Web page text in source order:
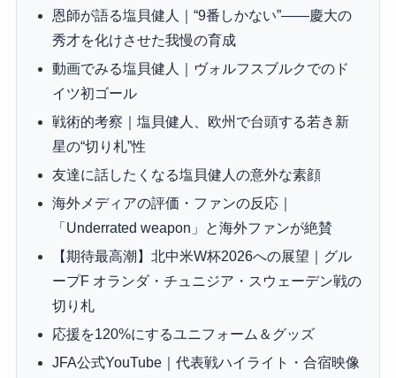
恩師が語る塩貝健人｜“9番しかない”——慶大の
秀才を化けさせた我慢の育成
動画でみる塩貝健人｜ヴォルフスブルクでのド
イツ初ゴール
戦術的考察｜塩貝健人、欧州で台頭する若き新
星の“切り札”性
友達に話したくなる塩貝健人の意外な素顔
海外メディアの評価・ファンの反応｜
「Underrated weapon」と海外ファンが絶賛
【期待最高潮】北中米W杯2026への展望｜グル
ープF オランダ・チュニジア・スウェーデン戦の
切り札
応援を120%にするユニフォーム＆グッズ
JFA公式YouTube｜代表戦ハイライト・合宿映像